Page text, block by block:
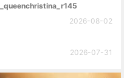
2026-08-02
2026-07-31